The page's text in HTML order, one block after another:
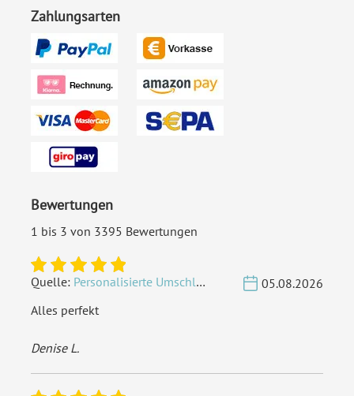
Zahlungsarten
Bewertungen
1 bis 3 von 3395 Bewertungen
Quelle: Personalisierte Umschläge - Vintage - Quadrat 155 x 155 mm
05.08.2026
Alles perfekt
Denise L.